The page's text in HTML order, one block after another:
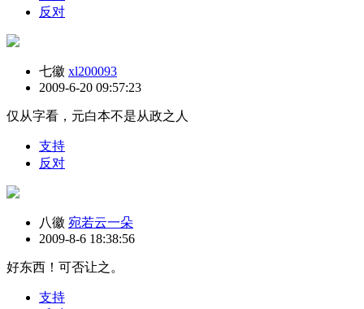
反对
七徽 xl200093
2009-6-20 09:57:23
仅从字看，元白本不是从政之人
支持
反对
八徽 宛若云一朵
2009-8-6 18:38:56
好东西！可否让之。
支持